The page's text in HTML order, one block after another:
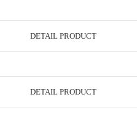
DETAIL PRODUCT
DETAIL PRODUCT